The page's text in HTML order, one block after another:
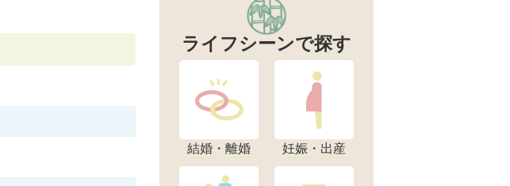
ライフシーンで探す
結婚・離婚 妊娠・出産